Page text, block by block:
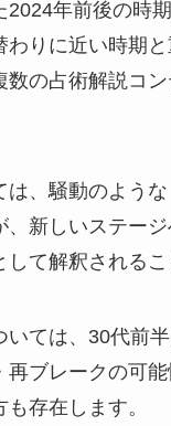
2024年前後の時
わりに近い時期
数の占術解説コ
は、騒動のよう
、新しいステー
て解釈されるこ
いては、30代前
再ブレークの可
存在します。